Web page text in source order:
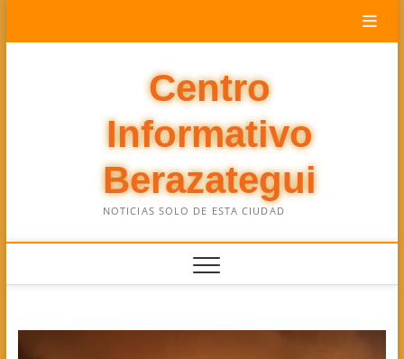
Centro
Informativo
Berazategui
NOTICIAS SOLO DE ESTA CIUDAD